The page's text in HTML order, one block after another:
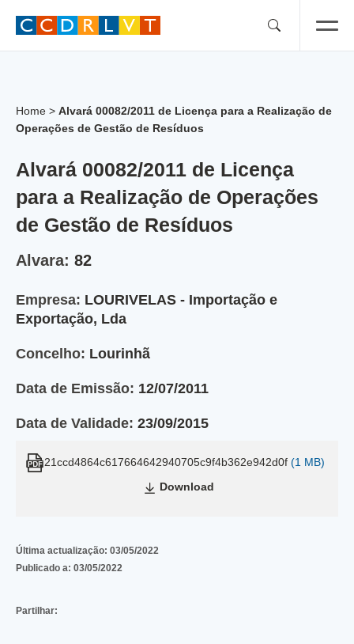
Home > Alvará 00082/2011 de Licença para a Realização de
Operações de Gestão de Resíduos
Alvará 00082/2011 de Licença
para a Realização de Operações
de Gestão de Resíduos
Alvara: 82
Empresa: LOURIVELAS - Importação e
Exportação, Lda
Concelho: Lourinhã
Data de Emissão: 12/07/2011
Data de Validade: 23/09/2015
21ccd4864c617664642940705c9f4b362e942d0f (1 MB)
Download
Última actualização: 03/05/2022
Publicado a: 03/05/2022
Partilhar: